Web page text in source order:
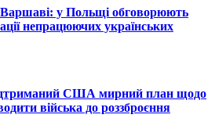
Варшаві: у Польщі обговорюють
непрацюючих українських
США мирний план щодо
війська до роззброєння